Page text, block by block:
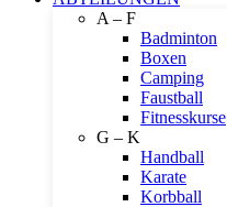
A – F
Badminton
Boxen
Camping
Faustball
Fitnesskurse
G – K
Handball
Karate
Korbball